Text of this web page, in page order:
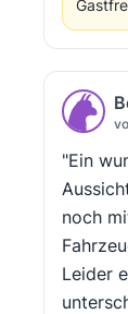
"Ein
noch
Leider